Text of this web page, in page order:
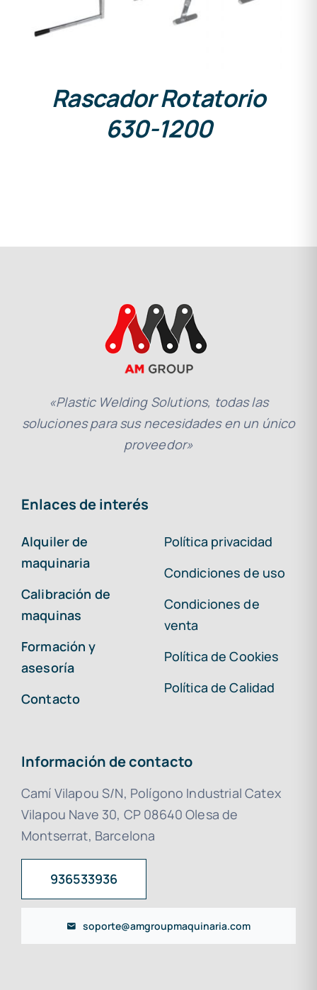
Rascador Rotatorio
630-1200
«Plastic Welding Solutions, todas las
soluciones para sus necesidades en un único
proveedor»
Enlaces de interés
Alquiler de
maquinaria
Calibración de
maquinas
Formación y
asesoría
Contacto
Política privacidad
Condiciones de uso
Condiciones de
venta
Política de Cookies
Política de Calidad
Información de contacto
Camí Vilapou S/N, Polígono Industrial Catex
Vilapou Nave 30, CP 08640 Olesa de
Montserrat, Barcelona
936533936
soporte@amgroupmaquinaria.com